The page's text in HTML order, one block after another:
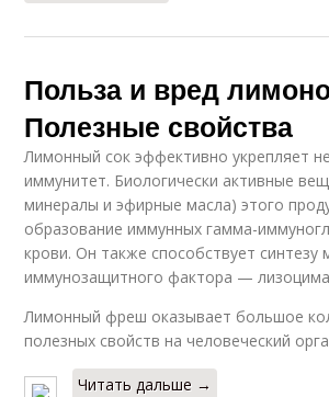
Польза и вред
Полезные свойства
Лимонный сок эффективно укрепляет
иммунитет. Биологически активные
минералы и эфирные масла) этого
образование иммунных гамма-
крови. Он также способствует синтезу
иммунозащитного фактора —
Лимонный фреш оказывает большое
полезных свойств на человеческий
Читать дальше →